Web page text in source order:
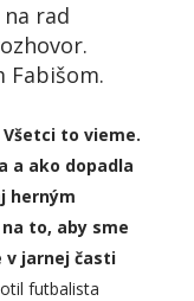
rad
Fabišom.
to vieme.
a ako dopadla
herným
to, aby sme
v jarnej časti
futbalista